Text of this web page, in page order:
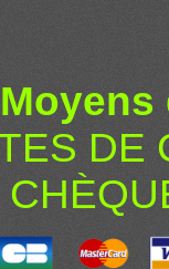
Moyens
DE